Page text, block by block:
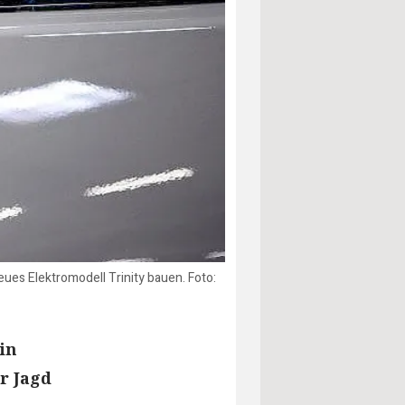
Elektromodell Trinity bauen. Foto:
Jagd